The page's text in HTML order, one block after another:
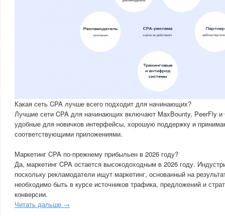
Какая сеть CPA лучше всего подходит для начинающих?
Лучшие сети CPA для начинающих включают MaxBounty, PeerFly и
удобные для новичков интерфейсы, хорошую поддержку и
соответствующими приложениями.
Маркетинг CPA по-прежнему прибыльен в 2026 году?
Да, маркетинг CPA остается высокодоходным в 2026 году.
поскольку рекламодатели ищут маркетинг, основанный на
необходимо быть в курсе источников трафика, предложений и
конверсии.
Читать дальше →